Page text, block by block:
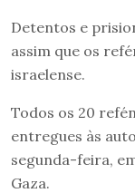
Detentos e
assim que os
israelense.
Todos os 20
entregues às
segunda-feira,
Gaza.